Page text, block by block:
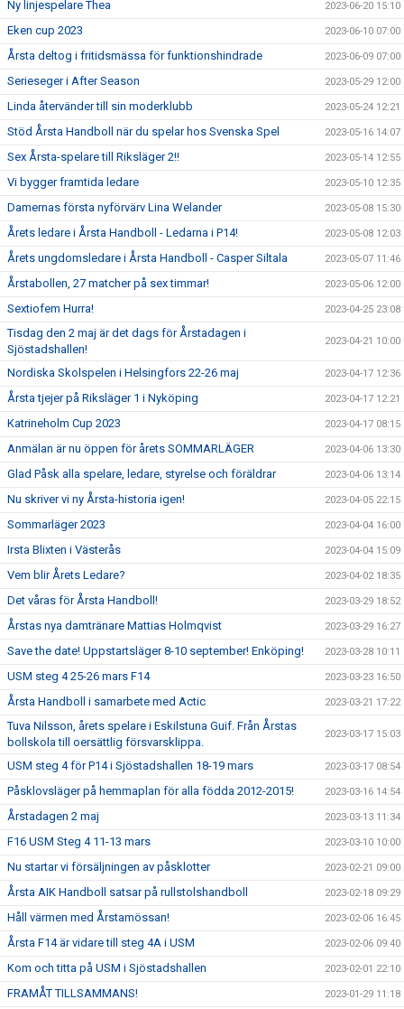
Ny linjespelare Thea 2023-06-20 15:10
Eken cup 2023 2023-06-10 07:00
Årsta deltog i fritidsmässa för funktionshindrade 2023-06-09 07:00
Serieseger i After Season 2023-05-29 12:00
Linda återvänder till sin moderklubb 2023-05-24 12:21
Stöd Årsta Handboll när du spelar hos Svenska Spel 2023-05-16 14:07
Sex Årsta-spelare till Riksläger 2!! 2023-05-14 12:55
Vi bygger framtida ledare 2023-05-10 12:35
Damernas första nyförvärv Lina Welander 2023-05-08 15:30
Årets ledare i Årsta Handboll - Ledarna i P14! 2023-05-08 12:03
Årets ungdomsledare i Årsta Handboll - Casper Siltala 2023-05-07 11:46
Årstabollen, 27 matcher på sex timmar! 2023-05-06 12:00
Sextiofem Hurra! 2023-04-25 23:08
Tisdag den 2 maj är det dags för Årstadagen i
Sjöstadshallen!
2023-04-21 10:00
Nordiska Skolspelen i Helsingfors 22-26 maj 2023-04-17 12:36
Årsta tjejer på Riksläger 1 i Nyköping 2023-04-17 12:21
Katrineholm Cup 2023 2023-04-17 08:15
Anmälan är nu öppen för årets SOMMARLÄGER 2023-04-06 13:30
Glad Påsk alla spelare, ledare, styrelse och föräldrar 2023-04-06 13:14
Nu skriver vi ny Årsta-historia igen! 2023-04-05 22:15
Sommarläger 2023 2023-04-04 16:00
Irsta Blixten i Västerås 2023-04-04 15:09
Vem blir Årets Ledare? 2023-04-02 18:35
Det våras för Årsta Handboll! 2023-03-29 18:52
Årstas nya damtränare Mattias Holmqvist 2023-03-29 16:27
Save the date! Uppstartsläger 8-10 september! Enköping! 2023-03-28 10:11
USM steg 4 25-26 mars F14 2023-03-23 16:50
Årsta Handboll i samarbete med Actic 2023-03-21 17:22
Tuva Nilsson, årets spelare i Eskilstuna Guif. Från Årstas
bollskola till oersättlig försvarsklippa.
2023-03-17 15:03
USM steg 4 för P14 i Sjöstadshallen 18-19 mars 2023-03-17 08:54
Påsklovsläger på hemmaplan för alla födda 2012-2015! 2023-03-16 14:54
Årstadagen 2 maj 2023-03-13 11:34
F16 USM Steg 4 11-13 mars 2023-03-10 10:00
Nu startar vi försäljningen av påsklotter 2023-02-21 09:00
Årsta AIK Handboll satsar på rullstolshandboll 2023-02-18 09:29
Håll värmen med Årstamössan! 2023-02-06 16:45
Årsta F14 är vidare till steg 4A i USM 2023-02-06 09:40
Kom och titta på USM i Sjöstadshallen 2023-02-01 22:10
FRAMÅT TILLSAMMANS! 2023-01-29 11:18